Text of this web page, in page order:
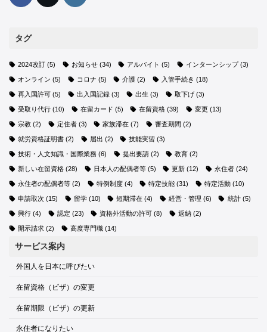
タグ
2024改訂 (5) お知らせ(34) アルバイト (5) インターンシップ(3)
オンライン (5) コロナ (5) 介護 (2) 入管手続き (18)
再入国許可 (5) 出入国記録(3) 出生 (3) 取下げ(3)
受取り代行 (10) 在留カード (5) 在留資格 (39) 変更 (13)
宗教 (2) 定住者(3) 家族滞在 (7) 審査期間 (2)
就労資格証明書 (2) 届出 (2) 技能実習 (3)
技術・人文知識・国際業務 (6) 提出要請(2) 教育 (2)
新しい在留資格 (28) 日本人の配偶者等(5) 更新 (12) 永住者(24)
永住者の配偶者等 (2) 特例制度(4) 特定技能 (31) 特定活動(10)
申請取次 (15) 留学(10) 短期滞在 (4) 経営・管理 (6) 統計(5)
興行 (4) 認定 (23) 資格外活動の許可 (8) 返納(2)
開示請求 (2) 高度専門職(14)
サービス案内
外国人を日本に呼びたい
在留資格（ビザ）の変更
在留期限（ビザ）の更新
永住者になりたい